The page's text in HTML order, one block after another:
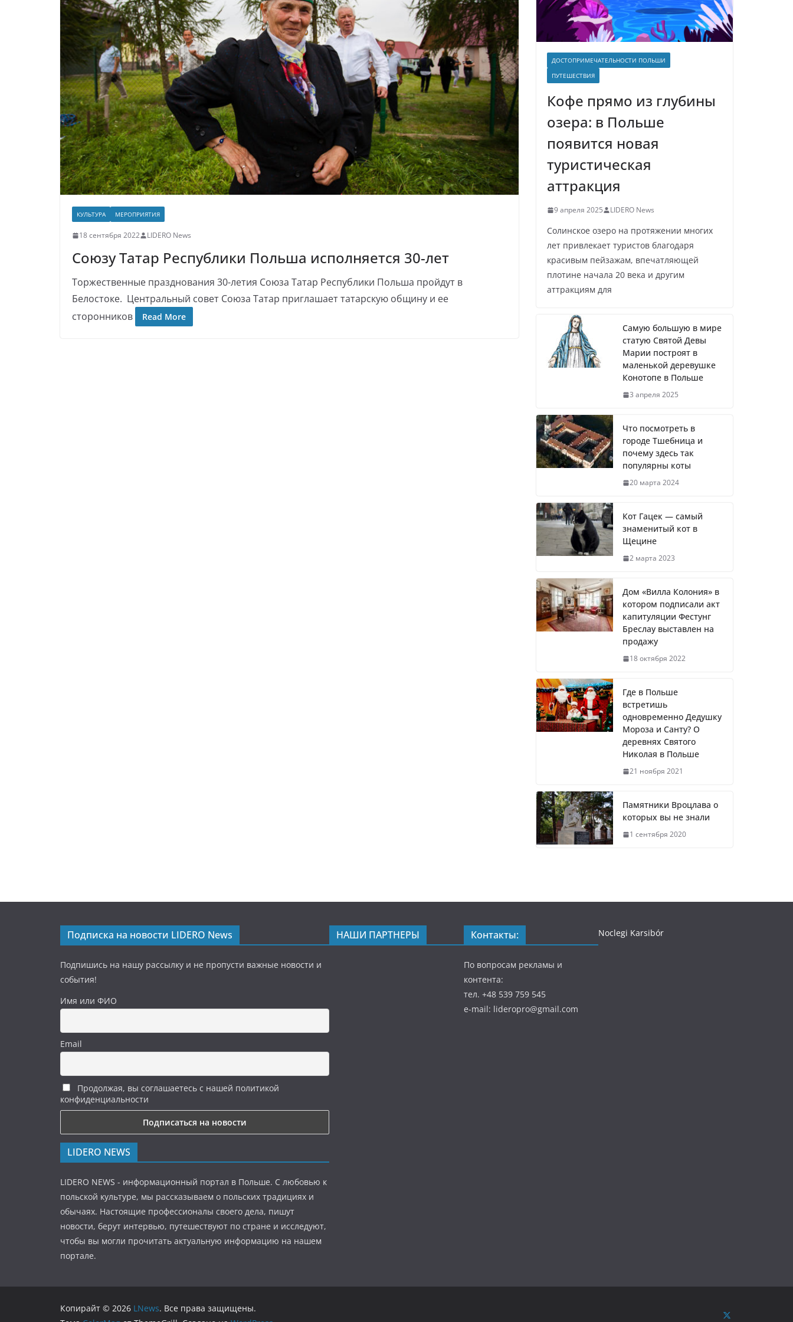
КУЛЬТУРА МЕРОПРИЯТИЯ
18 сентября 2022 LIDERO News
Союзу Татар Республики Польша исполняется 30-лет
Торжественные празднования 30-летия Союза Татар Республики Польша пройдут в
Белостоке. Центральный совет Союза Татар приглашает татарскую общину и ее
сторонников
Read More
ДОСТОПРИМЕЧАТЕЛЬНОСТИ ПОЛЬШИ
ПУТЕШЕСТВИЯ
Кофе прямо из глубины
озера: в Польше
появится новая
туристическая
аттракция
9 апреля 2025 LIDERO News
Солинское озеро на протяжении многих
лет привлекает туристов благодаря
красивым пейзажам, впечатляющей
плотине начала 20 века и другим
аттракциям для
Самую большую в мире
статую Святой Девы
Марии построят в
маленькой деревушке
Конотопе в Польше
3 апреля 2025
Что посмотреть в
городе Тшебница и
почему здесь так
популярны коты
20 марта 2024
Кот Гацек — самый
знаменитый кот в
Щецине
2 марта 2023
Дом «Вилла Колония» в
котором подписали акт
капитуляции Фестунг
Бреслау выставлен на
продажу
18 октября 2022
Где в Польше
встретишь
одновременно Дедушку
Мороза и Санту? О
деревнях Святого
Николая в Польше
21 ноября 2021
Памятники Вроцлава о
которых вы не знали
1 сентября 2020
Подписка на новости LIDERO News
Подпишись на нашу рассылку и не пропусти важные новости и
события!
Имя или ФИО
Email
Продолжая, вы соглашаетесь с нашей политикой
конфиденциальности
LIDERO NEWS
LIDERO NEWS - информационный портал в Польше. С любовью к
польской культуре, мы рассказываем о польских традициях и
обычаях. Настоящие профессионалы своего дела, пишут
новости, берут интервью, путешествуют по стране и исследуют,
чтобы вы могли прочитать актуальную информацию на нашем
портале.
НАШИ ПАРТНЕРЫ Контакты:
По вопросам рекламы и
контента:
тел. +48 539 759 545
e-mail: lideropro@gmail.com
Noclegi Karsibór
Копирайт © 2026 LNews. Все права защищены.